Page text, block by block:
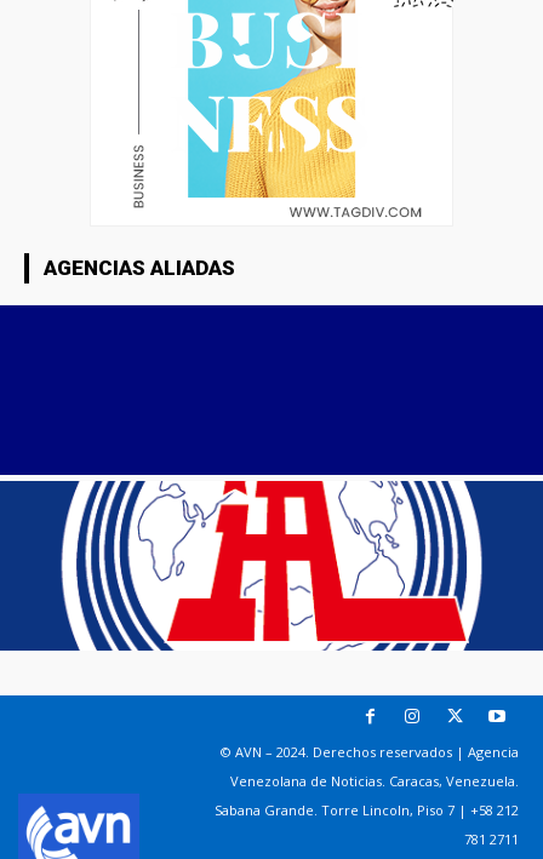
AGENCIAS ALIADAS
© AVN – 2024. Derechos reservados | Agencia
Venezolana de Noticias. Caracas, Venezuela.
Sabana Grande. Torre Lincoln, Piso 7 | +58 212
781 2711